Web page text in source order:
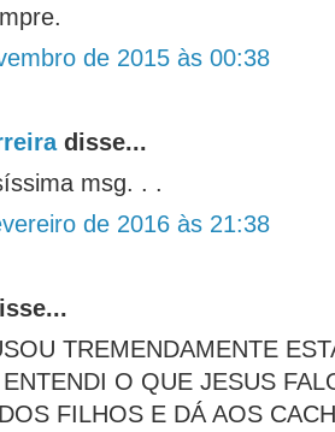
de 2015 às 00:38
disse...
msg. . .
de 2016 às 21:38
TREMENDAMENTE
ENTENDI O QUE JESUS
FILHOS E DÁ AOS